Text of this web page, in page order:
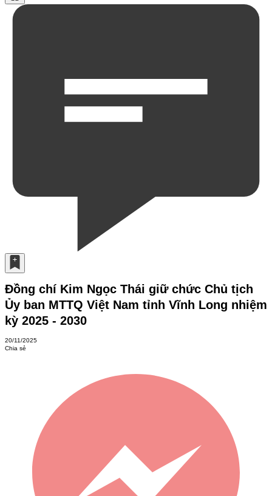
Đồng chí Kim Ngọc Thái giữ chức Chủ tịch
Ủy ban MTTQ Việt Nam tỉnh Vĩnh Long nhiệm
kỳ 2025 - 2030
20/11/2025
Chia sẻ